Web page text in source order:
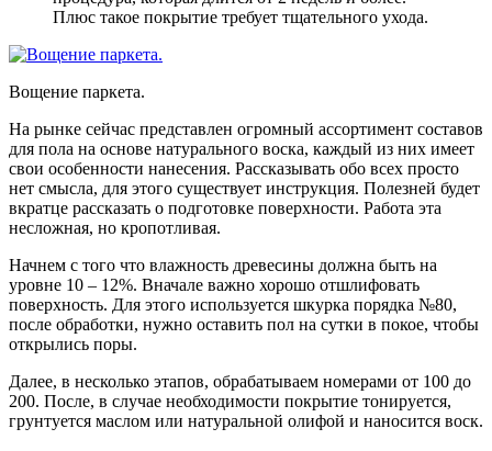
Плюс такое покрытие требует тщательного ухода.
Вощение паркета.
На рынке сейчас представлен огромный ассортимент составов
для пола на основе натурального воска, каждый из них имеет
свои особенности нанесения. Рассказывать обо всех просто
нет смысла, для этого существует инструкция. Полезней будет
вкратце рассказать о подготовке поверхности. Работа эта
несложная, но кропотливая.
Начнем с того что влажность древесины должна быть на
уровне 10 – 12%. Вначале важно хорошо отшлифовать
поверхность. Для этого используется шкурка порядка №80,
после обработки, нужно оставить пол на сутки в покое, чтобы
открылись поры.
Далее, в несколько этапов, обрабатываем номерами от 100 до
200. После, в случае необходимости покрытие тонируется,
грунтуется маслом или натуральной олифой и наносится воск.